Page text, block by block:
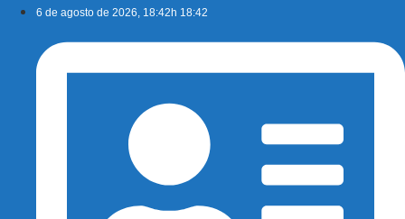
conteúdo
6 de agosto de 2026, 18:42h 18:42